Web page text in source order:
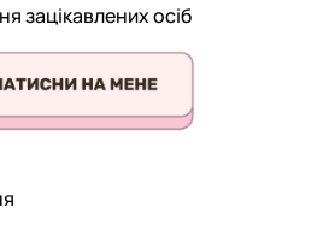
зацікавлених осіб